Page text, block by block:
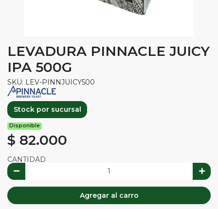
LEVADURA PINNACLE JUICY
IPA 500G
SKU: LEV-PINNJUICY500
Stock por sucursal
Disponible
$ 82.000
CANTIDAD
Agregar al carro